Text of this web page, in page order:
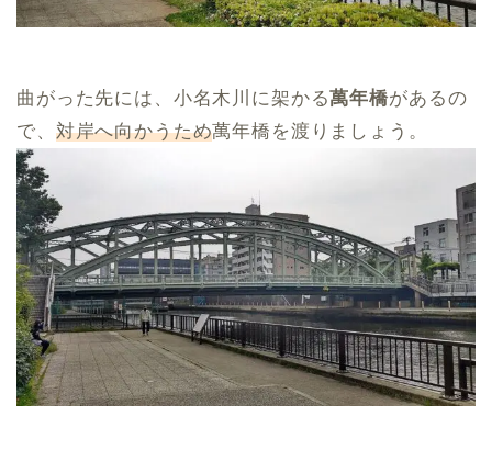
曲がった先には、小名木川に架かる萬年橋があるの
で、 対岸へ向かうため萬年橋を渡りましょう。